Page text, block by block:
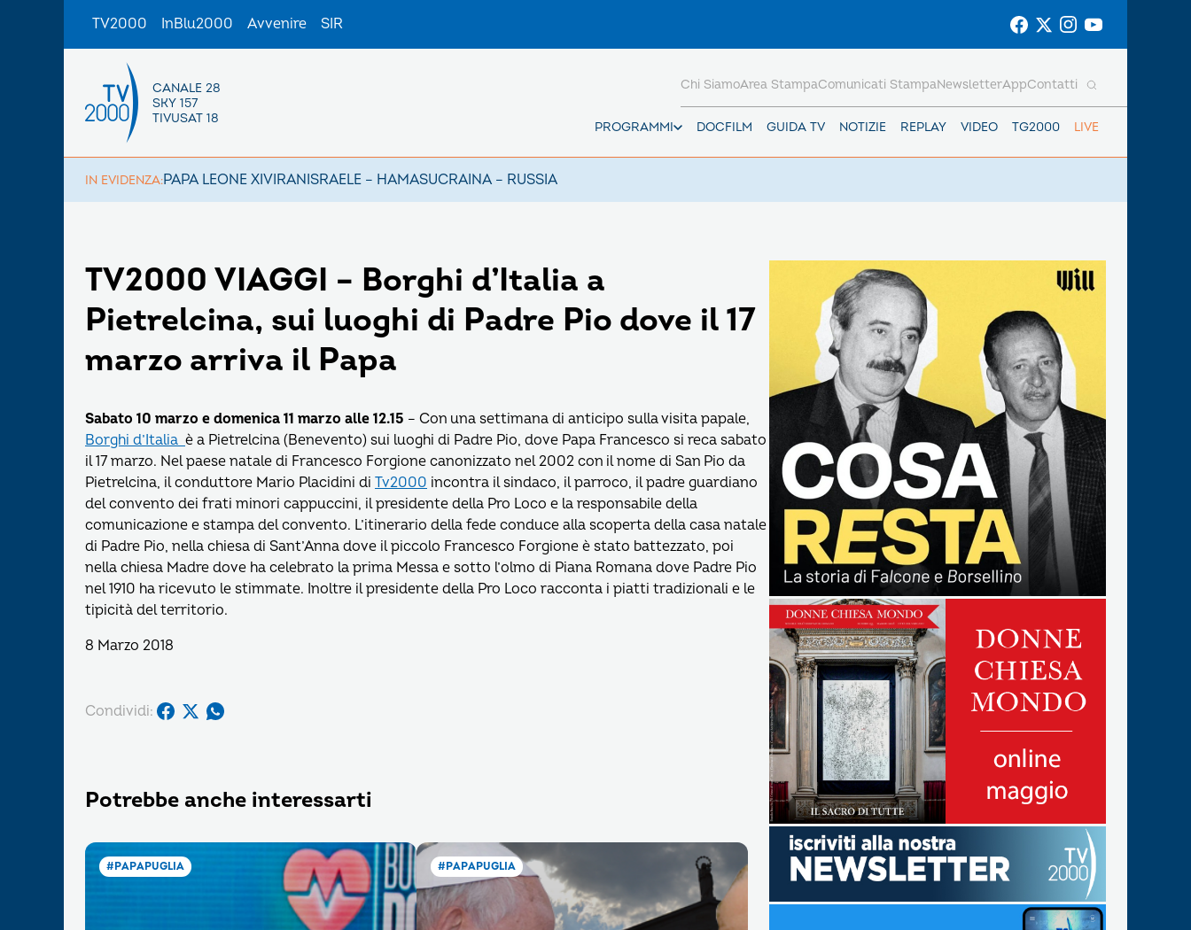
TV2000 InBlu2000 Avvenire SIR
CANALE 28
SKY 157
TIVUSAT 18
PROGRAMMI DOCFILM GUIDA TV NOTIZIE REPLAY VIDEO TG2000 LIVE
Chi SiamoArea StampaComunicati StampaNewsletterAppContatti
IN EVIDENZA:PAPA LEONE XIVIRANISRAELE – HAMASUCRAINA – RUSSIA
TV2000 VIAGGI – Borghi d’Italia a
Pietrelcina, sui luoghi di Padre Pio dove il 17
marzo arriva il Papa
Sabato 10 marzo e domenica 11 marzo alle 12.15 – Con una settimana di anticipo sulla visita papale,
Borghi d’Italia è a Pietrelcina (Benevento) sui luoghi di Padre Pio, dove Papa Francesco si reca sabato
il 17 marzo. Nel paese natale di Francesco Forgione canonizzato nel 2002 con il nome di San Pio da
Pietrelcina, il conduttore Mario Placidini di Tv2000 incontra il sindaco, il parroco, il padre guardiano
del convento dei frati minori cappuccini, il presidente della Pro Loco e la responsabile della
comunicazione e stampa del convento. L’itinerario della fede conduce alla scoperta della casa natale
di Padre Pio, nella chiesa di Sant’Anna dove il piccolo Francesco Forgione è stato battezzato, poi
nella chiesa Madre dove ha celebrato la prima Messa e sotto l’olmo di Piana Romana dove Padre Pio
nel 1910 ha ricevuto le stimmate. Inoltre il presidente della Pro Loco racconta i piatti tradizionali e le
tipicità del territorio.
8 Marzo 2018
Condividi:
Potrebbe anche interessarti
#PAPAPUGLIA #PAPAPUGLIA